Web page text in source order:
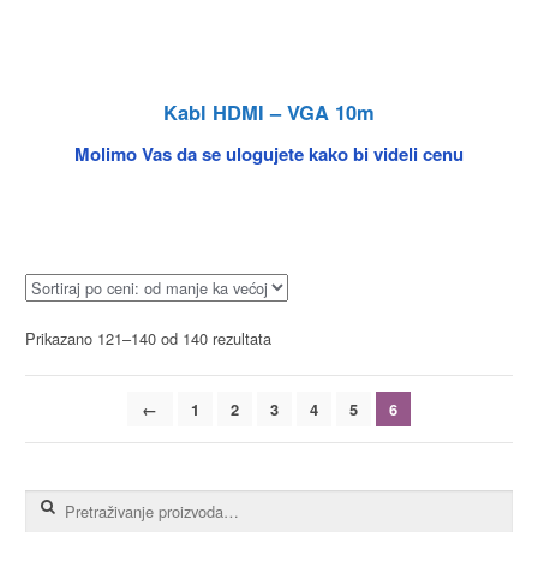
Kabl HDMI – VGA 10m
Molimo Vas da se ulogujete kako bi videli cenu
Prikazano 121–140 od 140 rezultata
← 1 2 3 4 5 6
Pretraga za: